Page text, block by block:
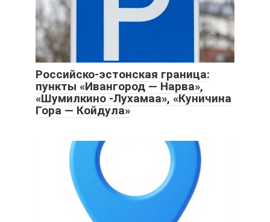
Российско-эстонская граница:
пункты «Ивангород — Нарва»,
«Шумилкино -Лухамаа», «Куничина
Гора — Койдула»